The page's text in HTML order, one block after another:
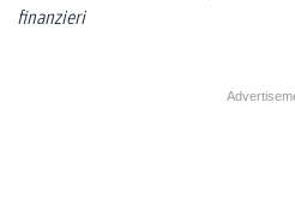
finanzieri